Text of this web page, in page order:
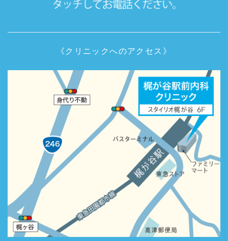
《クリニックへのアクセス》